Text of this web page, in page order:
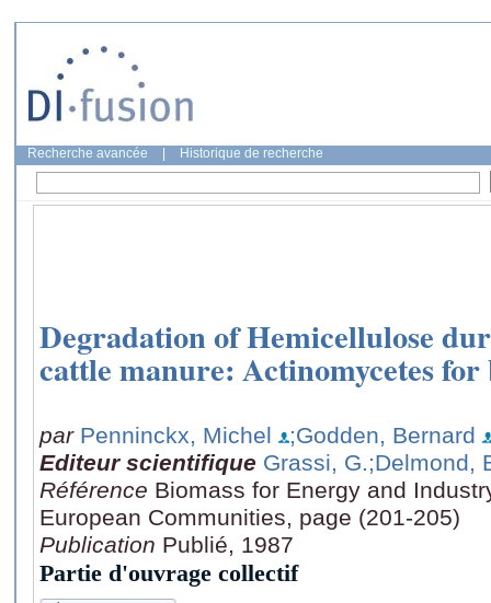
Recherche avancée Historique de recherche
Degradation of Hemicellulose
cattle manure: Actinomycetes for
par Penninckx, Michel
;Godden, Bernard
Editeur scientifique Grassi, G.;Delmond,
Référence Biomass for Energy and
European Communities, page (201-205)
Publication Publié, 1987
Partie d'ouvrage collectif